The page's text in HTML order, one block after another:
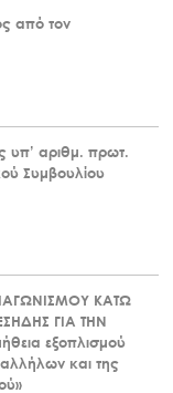
από τον
υπ’ αριθμ. πρωτ.
Συμβουλίου
ΚΑΤΩ
ΓΙΑ ΤΗΝ
εξοπλισμού
και της